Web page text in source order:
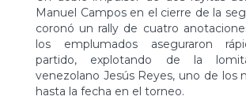
Manuel Campos en el cierre de la
coronó un rally de cuatro
los emplumados aseguraron
partido, explotando de la
venezolano Jesús Reyes, uno de los
hasta la fecha en el torneo.